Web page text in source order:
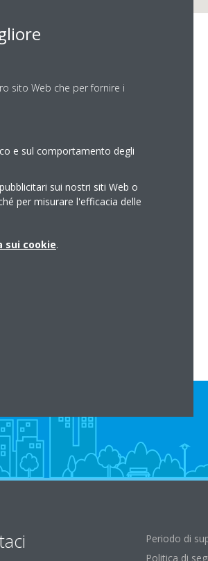
Periodo di
Politica di
sito Web che per fornire i
e sul comportamento degli
sui nostri siti Web o
per misurare l'efficacia delle
sui cookie.